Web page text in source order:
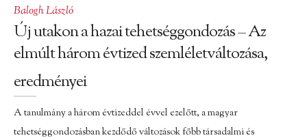
Balogh László
Új utakon a hazai tehetséggondozás – Az
elmúlt három évtized szemléletváltozása,
eredményei
A tanulmány a három évtizeddel évvel ezelőtt, a magyar
tehetséggondozásban kezdődő változások főbb társadalmi és